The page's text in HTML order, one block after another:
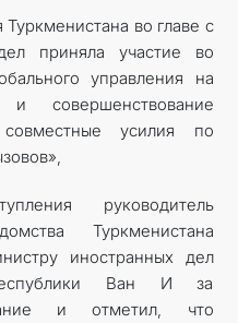
во главе с
приняла участие во
управления на
совершенствование
совместные усилия по
руководитель
Туркменистана
иностранных дел
Ван И за
и отметил, что